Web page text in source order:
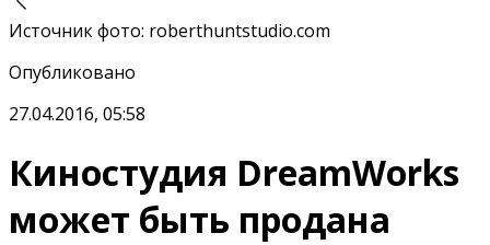
Источник фото: roberthuntstudio.com
Опубликовано
27.04.2016, 05:58
Киностудия DreamWorks
может быть продана